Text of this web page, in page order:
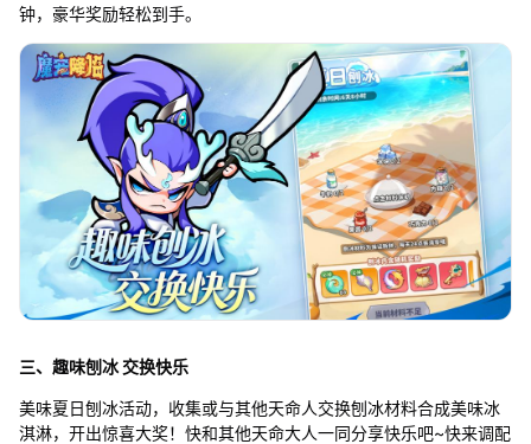
钟，豪华奖励轻松到手。
三、趣味刨冰 交换快乐
美味夏日刨冰活动，收集或与其他天命人交换刨冰材料合成美味冰
淇淋，开出惊喜大奖！快和其他天命大人一同分享快乐吧~快来调配